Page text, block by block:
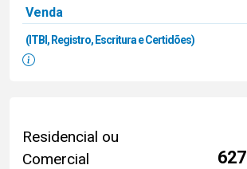
Venda
(ITBI, Registro, Escritura e Certidões)
Residencial ou
Comercial
627